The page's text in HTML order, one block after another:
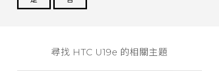
尋找 HTC U19e 的相關主題